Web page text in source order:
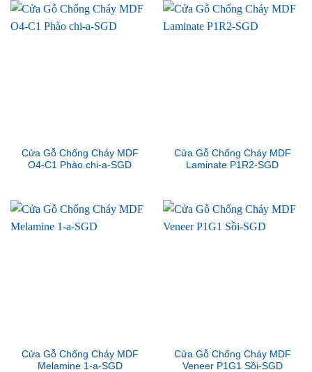
Cửa Gỗ Chống Cháy MDF
O4-C1 Phào chi-a-SGD
Cửa Gỗ Chống Cháy MDF
Laminate P1R2-SGD
Cửa Gỗ Chống Cháy MDF
Melamine 1-a-SGD
Cửa Gỗ Chống Cháy MDF
Veneer P1G1 Sồi-SGD